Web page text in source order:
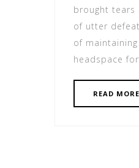
brought tears
of utter
of
headspace
READ MORE